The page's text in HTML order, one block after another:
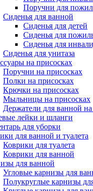
Поручни для
Сиденья для ванной
Сиденья для детей
Сиденья для
Сиденья для
Сиденья для унитаза
на присосках
Поручни на присосках
Полки на присосках
Крючки на присосках
Мыльницы на присосках
Держатели для ванной
лейки и шланги
для уборки
для ванной и туалета
Коврики для туалета
Коврики для ванной
для ванной
Угловые карнизы для
Полукруглые карнизы